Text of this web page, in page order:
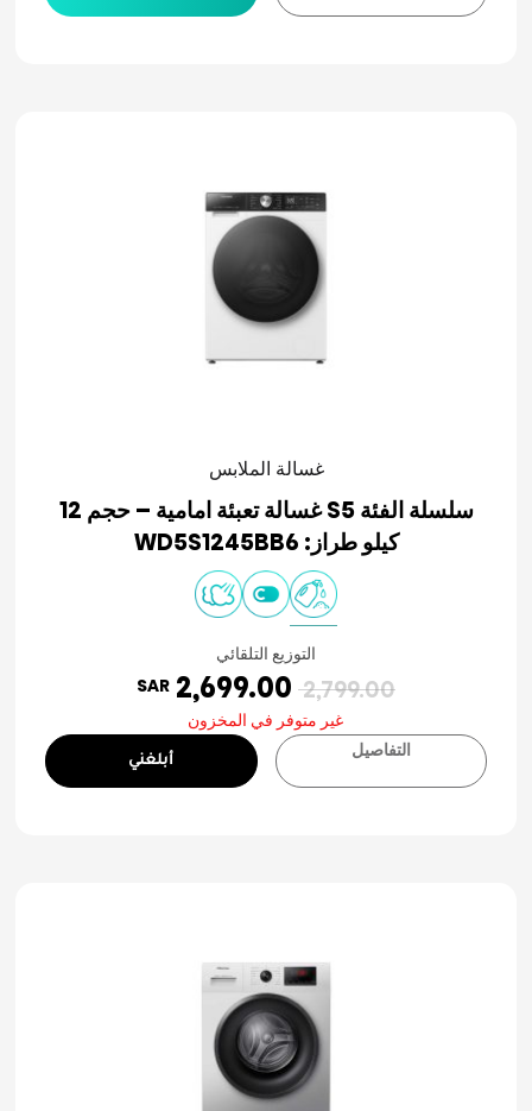
غسالة الملابس
سلسلة الفئة S5 غسالة تعبئة امامية – حجم 12
كيلو طراز: WD5S1245BB6
التوزيع التلقائي
2,799.00
SAR 2,699.00
غير متوفر في المخزون
التفاصيل
أبلغني